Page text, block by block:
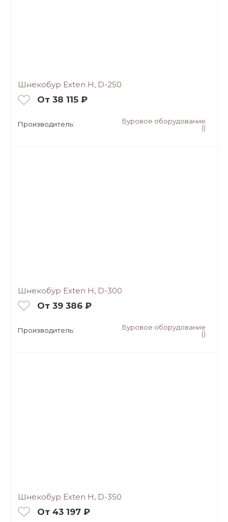
Шнекобур Exten H, D-250
От 38 115 ₽
Производитель:
Буровое оборудование
()
Шнекобур Exten H, D-300
От 39 386 ₽
Производитель:
Буровое оборудование
()
Шнекобур Exten H, D-350
От 43 197 ₽